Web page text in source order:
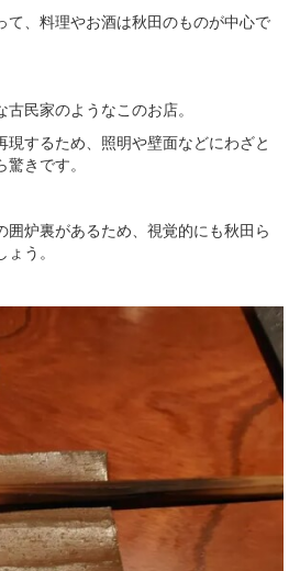
て、料理やお酒は秋田のものが中心で
民家のようなこのお店。
するため、照明や壁面などにわざと
きです。
囲炉裏があるため、視覚的にも秋田ら
う。